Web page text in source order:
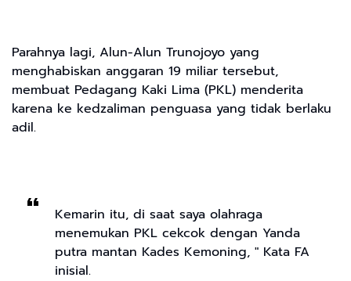
Parahnya lagi, Alun-Alun Trunojoyo yang
menghabiskan anggaran 19 miliar tersebut,
membuat Pedagang Kaki Lima (PKL) menderita
karena ke kedzaliman penguasa yang tidak berlaku
adil.
Kemarin itu, di saat saya olahraga
menemukan PKL cekcok dengan Yanda
putra mantan Kades Kemoning, " Kata FA
inisial.